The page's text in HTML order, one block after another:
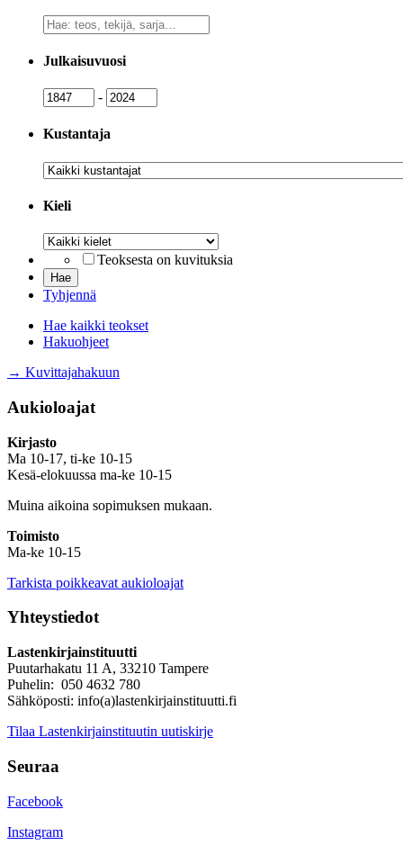
Vapaa
sanahaku
Julkaisuvuosi
Julkaisuvuosi
- Julkaisuvuosi
Kustantaja
Kustantaja
Kieli
Kieli
Teoksesta on kuvituksia
Tyhjennä
Hae kaikki teokset
Hakuohjeet
→ Kuvittajahakuun
Aukioloajat
Kirjasto
Ma 10-17, ti-ke 10-15
Kesä-elokuussa ma-ke 10-15
Muina aikoina sopimuksen mukaan.
Toimisto
Ma-ke 10-15
Tarkista poikkeavat aukioloajat
Yhteystiedot
Lastenkirjainstituutti
Puutarhakatu 11 A, 33210 Tampere
Puhelin: 050 4632 780
Sähköposti: info(a)lastenkirjainstituutti.fi
Tilaa Lastenkirjainstituutin uutiskirje
Seuraa
Facebook
Instagram